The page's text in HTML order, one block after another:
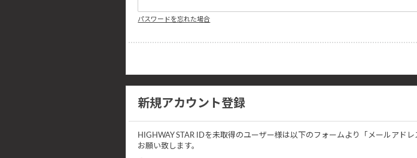
パスワードを忘れた場合
新規アカウント登録
HIGHWAY STAR IDを未取得のユーザー様は以下のフォームより「メールアド
お願い致します。